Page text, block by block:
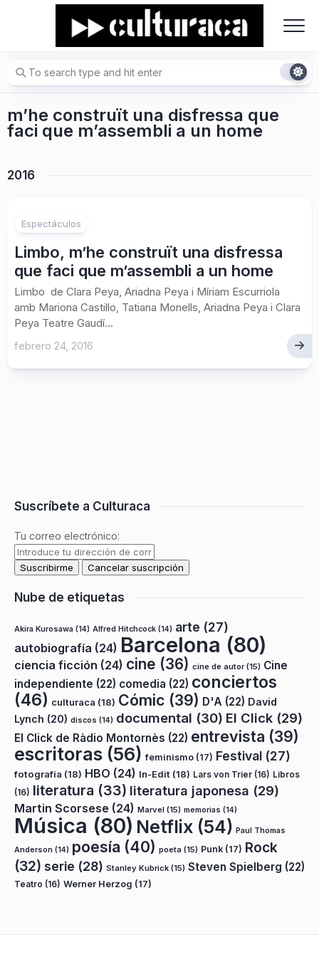
m’he construït una disfressa que
faci que m’assembli a un home
2016
Espectáculos
Limbo, m’he construït una disfressa
que faci que m’assembli a un home
Limbo de Clara Peya, Ariadna Peya i Míriam Escurriola
amb Mariona Castillo, Tatiana Monells, Ariadna Peya i Clara
Peya Teatre Gaudí...
febrero 24, 2016
Suscríbete a Culturaca
Tu correo electrónico:
Nube de etiquetas
Akira Kurosawa (14) Alfred Hitchcock (14) arte (27)
autobiografía (24) Barcelona (80)
ciencia ficción (24) cine (36) cine de autor(15) Cine
independiente (22) comedia (22) conciertos
(46) culturaca (18) Cómic (39) D'A (22) David
Lynch (20) discos (14) documental (30) El Click (29)
El Click de Ràdio Montornès (22) entrevista (39)
escritoras (56) feminismo (17) Festival (27)
fotografía (18) HBO (24) In-Edit (18) Lars von Trier (16) Libros
(16) literatura (33) literatura japonesa (29)
Martin Scorsese (24) Marvel (15) memorias (14)
Música (80) Netflix (54) Paul Thomas
Anderson (14) poesía (40) poeta (15) Punk (17) Rock
(32) serie (28) Stanley Kubrick (15) Steven Spielberg (22)
Teatro (16) Werner Herzog (17)